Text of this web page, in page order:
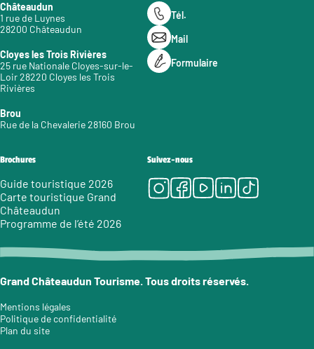
Châteaudun
1 rue de Luynes
28200 Châteaudun
Cloyes les Trois Rivières
25 rue Nationale Cloyes-sur-le-
Loir 28220 Cloyes les Trois
Rivières
Brou
Rue de la Chevalerie 28160 Brou
Tél.
Mail
Formulaire
Brochures
Guide touristique 2026
Carte touristique Grand
Châteaudun
Programme de l’été 2026
Suivez-nous
Instagram
Facebook
Youtube
LinkedIn
Tiktok
Grand Châteaudun Tourisme. Tous droits réservés.
Mentions légales
Politique de confidentialité
Plan du site